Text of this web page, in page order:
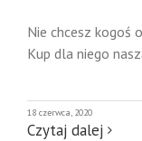
Nie chcesz kogoś
Kup dla niego
18 czerwca, 2020
Czytaj dalej